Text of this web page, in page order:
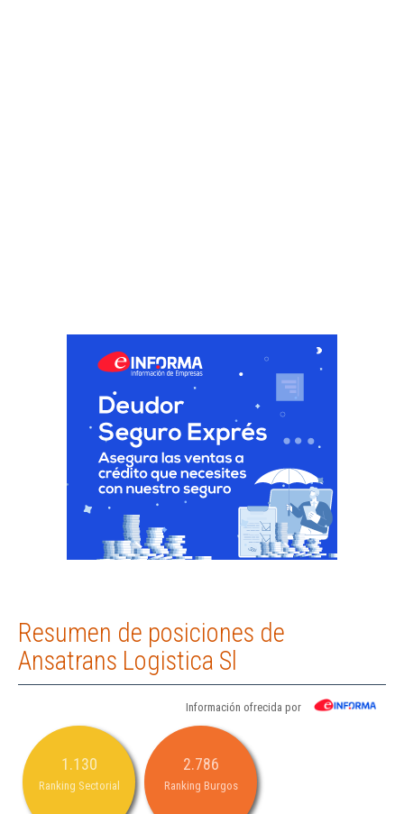
Resumen de posiciones de
Ansatrans Logistica Sl
Información ofrecida por
1.130
Ranking Sectorial
2.786
Ranking Burgos